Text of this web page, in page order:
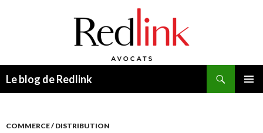
Le blog de Redlink
COMMERCE / DISTRIBUTION